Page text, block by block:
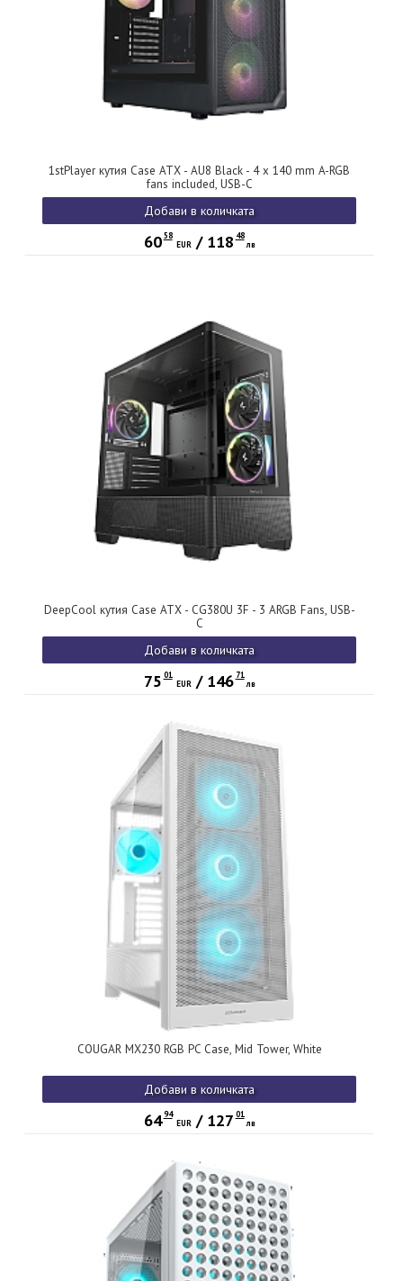
1stPlayer кутия Case ATX - AU8 Black - 4 x 140 mm A-RGB
fans included, USB-C
Добави в количката
60 58
EUR/ 118 48
лв
DeepCool кутия Case ATX - CG380U 3F - 3 ARGB Fans, USB-
C
Добави в количката
75 01
EUR/ 146 71
лв
COUGAR MX230 RGB PC Case, Mid Tower, White
Добави в количката
64 94
EUR/ 127 01
лв